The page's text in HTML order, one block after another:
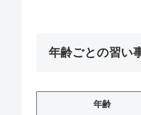
年齢ごとの習い
年齢